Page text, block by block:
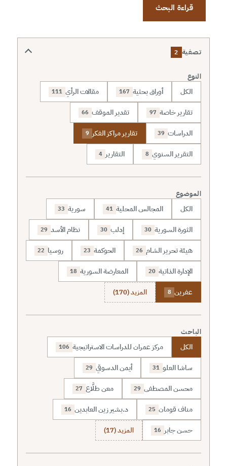
قراءة البحث
تصفية 2
النوع
الكل أوراق بحثية 167 مقالات الرأي 111
تقارير خاصة 97 تقدير الموقف 66
الدراسات 39 تقارير مراكز الفكر 9
التقرير السنوي 8 التقارير 4
الموضوع
الكل المجالس المحلية 41 سورية 33
الثورة السورية 30 إدلب 30 نظام الأسد 29
هيئة تحرير الشام 26 الحوكمة 23 روسيا 22
الإدارة الذاتية 20 المعارضة السورية 18
عفرين 8 المزيد (170)
الباحث
الكل مركز عمران للدراسات الاستراتيجية 106
ساشا العلو 31 أيمن الدسوقي 29
محسن المصطفى 29 معن طلَّاع 27
مناف قومان 25 د.بشير زين العابدين 16
حسن جابر 16 المزيد (17)